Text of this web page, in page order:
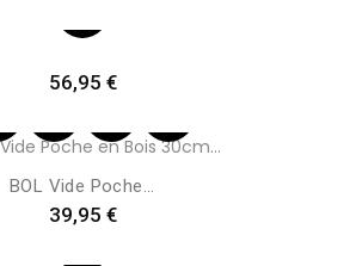
Preis
56,95 €
BOL Vide Poche...
Preis
39,95 €